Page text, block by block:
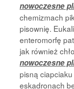
nowoczesne
chemizmach
pisownię.
enteromorfę
jak również
nowoczesne
pisną
eskadronach